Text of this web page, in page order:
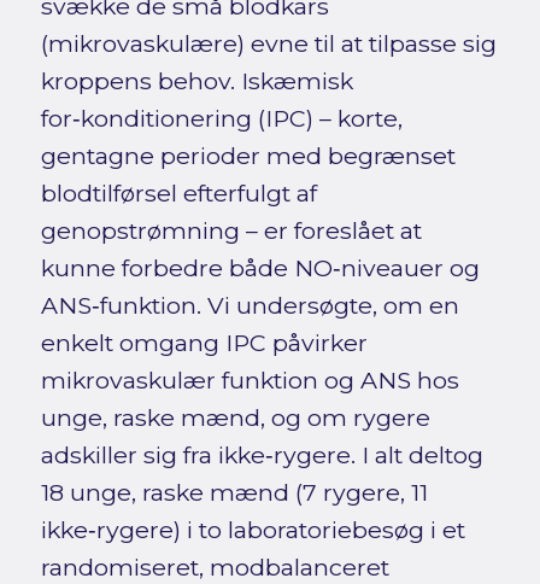
svække de små blodkars
(mikrovaskulære) evne til at tilpasse sig
kroppens behov. Iskæmisk
for‑konditionering (IPC) – korte,
gentagne perioder med begrænset
blodtilførsel efterfulgt af
genopstrømning – er foreslået at
kunne forbedre både NO‑niveauer og
ANS‑funktion. Vi undersøgte, om en
enkelt omgang IPC påvirker
mikrovaskulær funktion og ANS hos
unge, raske mænd, og om rygere
adskiller sig fra ikke‑rygere. I alt deltog
18 unge, raske mænd (7 rygere, 11
ikke‑rygere) i to laboratoriebesøg i et
randomiseret, modbalanceret